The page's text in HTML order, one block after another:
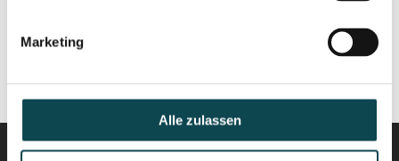
Marketing
Alle zulassen